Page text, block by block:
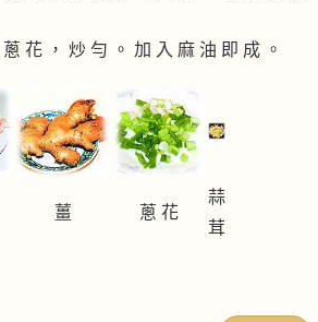
花 ， 炒 勻 。 加 入 麻 油 即 成 。
薑 蔥 花
蒜
茸